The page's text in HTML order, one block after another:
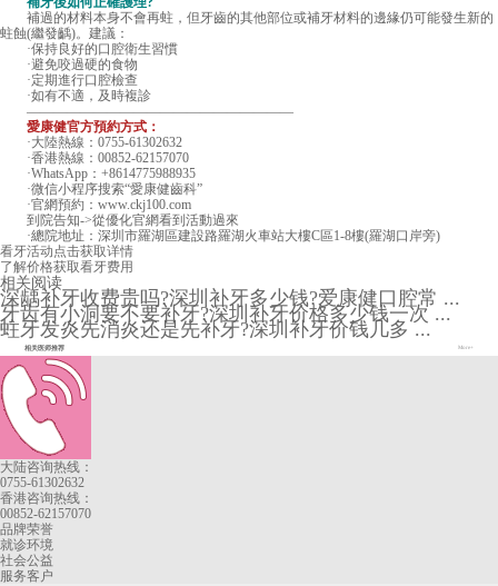
補過的材料本身不會再蛀，但牙齒的其他部位或補牙材料的邊緣仍可能發生新的
蛀蝕(繼發齲)。建議：
·保持良好的口腔衛生習慣
·避免咬過硬的食物
·定期進行口腔檢查
·如有不適，及時複診
————————————————————
愛康健官方預約方式：
·大陸熱線：0755-61302632
·香港熱線：00852-62157070
·WhatsApp：+8614775988935
·微信小程序搜索“愛康健齒科”
·官網預約：www.ckj100.com
到院告知->從優化官網看到活動過來
·總院地址：深圳市羅湖區建設路羅湖火車站大樓C區1-8樓(羅湖口岸旁)
看牙活动点击获取详情
了解价格获取看牙费用
相关阅读
深龋补牙收费贵吗?深圳补牙多少钱?爱康健口腔常 ...
牙齿有小洞要不要补牙?深圳补牙价格多少钱一次 ...
蛀牙发炎先消炎还是先补牙?深圳补牙价钱几多 ...
相关医师推荐 More+
大陆咨询热线：
0755-61302632
香港咨询热线：
00852-62157070
品牌荣誉
就诊环境
社会公益
服务客户